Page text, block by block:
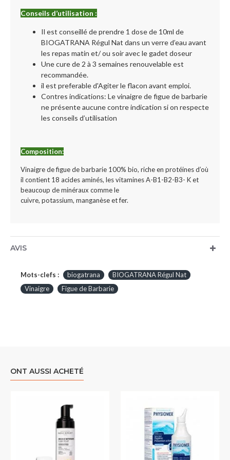
Conseils d’utilisation :
Il est conseillé de prendre 1 dose de 10ml de
BIOGATRANA Régul Nat dans un verre d’eau avant
les repas matin et/ ou soir avec le gadet doseur
Une cure de 2 à 3 semaines renouvelable est
recommandée.
il est preferable d'Agiter le flacon avant emploi.
Contres indications: Le vinaigre de figue de barbarie
ne présente aucune contre indication si on respecte
les conseils d’utilisation
Composition:
Vinaigre de figue de barbarie 100% bio, riche en protéines d’où
il contient 18 acides aminés, les vitamines A-B1-B2-B3- K et
beaucoup de minéraux comme le
cuivre, potassium, manganèse et fer.
AVIS
Mots-clefs : biogatrana
BIOGATRANA Régul Nat
Vinaigre
Figue de Barbarie
ONT AUSSI ACHETÉ